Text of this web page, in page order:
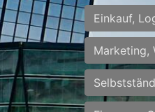
Einkauf,
Marketing,